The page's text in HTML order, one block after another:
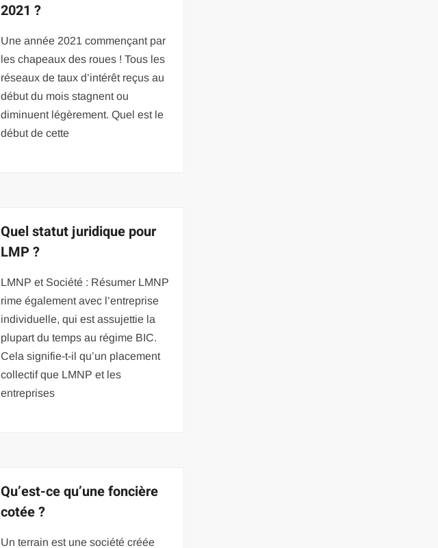
2021 ?
Une année 2021 commençant par
les chapeaux des roues ! Tous les
réseaux de taux d’intérêt reçus au
début du mois stagnent ou
diminuent légèrement. Quel est le
début de cette
Quel statut juridique pour
LMP ?
LMNP et Société : Résumer LMNP
rime également avec l’entreprise
individuelle, qui est assujettie la
plupart du temps au régime BIC.
Cela signifie-t-il qu’un placement
collectif que LMNP et les
entreprises
Qu’est-ce qu’une foncière
cotée ?
Un terrain est une société créée